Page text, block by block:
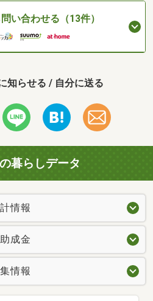
い合わせる（13件）
知らせる / 自分に送る
暮らしデータ
情報
成金
情報